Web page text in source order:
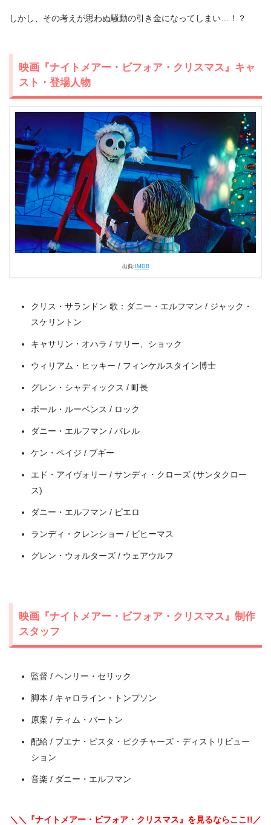
出典:U-NEXT
＼＼31日間無料!!お試し解約もOK／／
今すぐ無料でU-NEXTで見る
しかし、その考えが思わぬ騒動の引き金になってしまい…！？
映画『ナイトメアー・ビフォア・クリスマス』キャ
スト・登場人物
出典: IMDB
クリス・サランドン 歌：ダニー・エルフマン / ジャック・
スケリントン
キャサリン・オハラ / サリー、ショック
ウィリアム・ヒッキー / フィンケルスタイン博士
グレン・シャディックス / 町長
ポール・ルーベンス / ロック
ダニー・エルフマン / バレル
ケン・ペイジ / ブギー
エド・アイヴォリー / サンディ・クローズ (サンタクロー
ス)
ダニー・エルフマン / ピエロ
ランディ・クレンショー / ビヒーマス
グレン・ウォルターズ / ウェアウルフ
映画『ナイトメアー・ビフォア・クリスマス』制作
スタッフ
監督 / ヘンリー・セリック
脚本 / キャロライン・トンプソン
原案 / ティム・バートン
配給 / ブエナ・ビスタ・ピクチャーズ・ディストリビュー
ション
音楽 / ダニー・エルフマン
＼＼『ナイトメアー・ビフォア・クリスマス』を見るならここ!!／